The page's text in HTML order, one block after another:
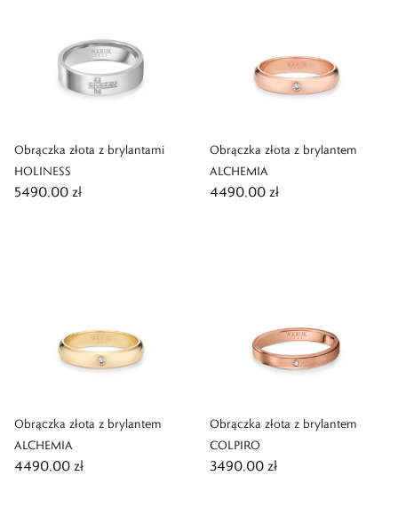
Obrączka złota z brylantami
HOLINESS
5490,00 zł
Obrączka złota z brylantem
ALCHEMIA
4490,00 zł
Obrączka złota z brylantem
ALCHEMIA
4490,00 zł
Obrączka złota z brylantem
COLPIRO
3490,00 zł